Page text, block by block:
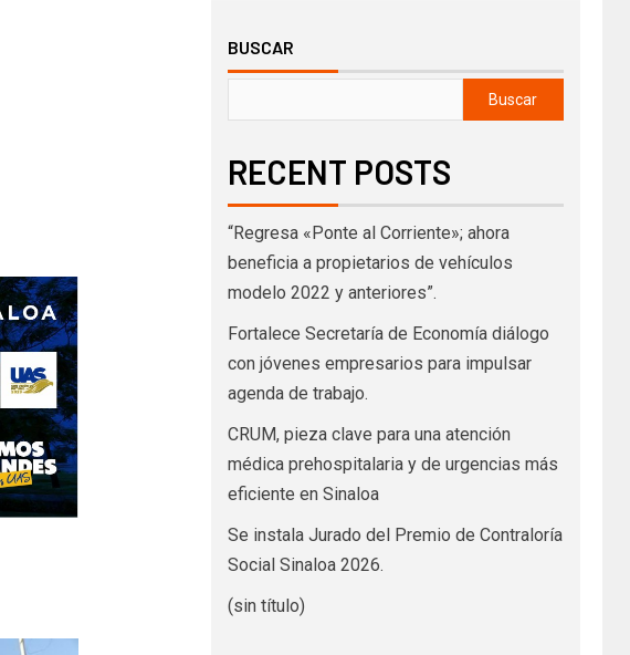
BUSCAR
Buscar
RECENT POSTS
“Regresa «Ponte al Corriente»; ahora
beneficia a propietarios de vehículos
modelo 2022 y anteriores”.
Fortalece Secretaría de Economía diálogo
con jóvenes empresarios para impulsar
agenda de trabajo.
CRUM, pieza clave para una atención
médica prehospitalaria y de urgencias más
eficiente en Sinaloa
Se instala Jurado del Premio de Contraloría
Social Sinaloa 2026.
(sin título)